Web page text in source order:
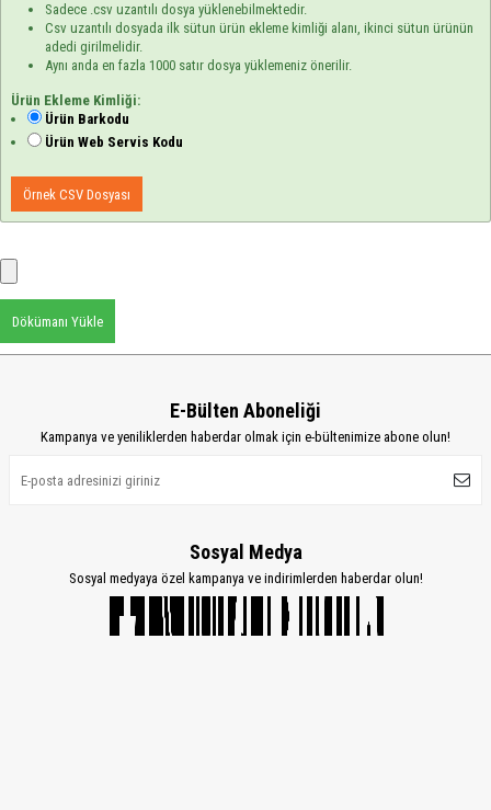
Sadece .csv uzantılı dosya yüklenebilmektedir.
Csv uzantılı dosyada ilk sütun ürün ekleme kimliği alanı, ikinci sütun ürünün
adedi girilmelidir.
Aynı anda en fazla 1000 satır dosya yüklemeniz önerilir.
Ürün Ekleme Kimliği:
Ürün Barkodu
Ürün Web Servis Kodu
Örnek CSV Dosyası
Dökümanı Yükle
E-Bülten Aboneliği
Kampanya ve yeniliklerden haberdar olmak için e-bültenimize abone olun!
Sosyal Medya
Sosyal medyaya özel kampanya ve indirimlerden haberdar olun!